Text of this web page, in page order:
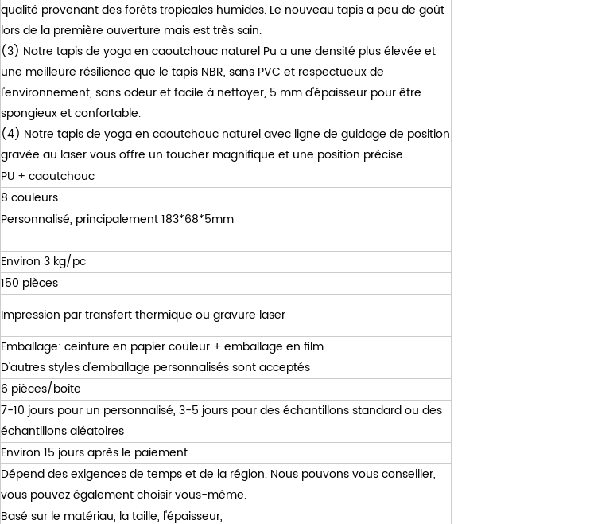
qualité provenant des forêts tropicales humides. Le nouveau tapis a peu de goût
lors de la première ouverture mais est très sain.
(3) Notre tapis de yoga en caoutchouc naturel Pu a une densité plus élevée et
une meilleure résilience que le tapis NBR, sans PVC et respectueux de
l'environnement, sans odeur et facile à nettoyer, 5 mm d'épaisseur pour être
spongieux et confortable.
(4) Notre tapis de yoga en caoutchouc naturel avec ligne de guidage de position
gravée au laser vous offre un toucher magnifique et une position précise.
PU + caoutchouc
8 couleurs
Personnalisé, principalement 183*68*5mm
Environ 3 kg/pc
150 pièces
Impression par transfert thermique ou gravure laser
Emballage: ceinture en papier couleur + emballage en film
D'autres styles d'emballage personnalisés sont acceptés
6 pièces/boîte
7-10 jours pour un personnalisé, 3-5 jours pour des échantillons standard ou des
échantillons aléatoires
Environ 15 jours après le paiement.
Dépend des exigences de temps et de la région. Nous pouvons vous conseiller,
vous pouvez également choisir vous-même.
Basé sur le matériau, la taille, l'épaisseur,